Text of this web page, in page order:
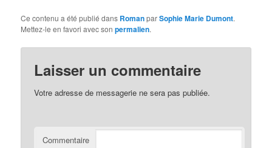
Ce contenu a été publié dans RomanparSophie Marie Dumont.
Mettez-le en favori avec sonpermalien.
Laisser un commentaire
Votre adresse de messagerie ne sera pas publiée.
Commentaire